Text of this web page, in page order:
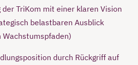
TriKom mit einer klaren Vision
belastbaren Ausblick
Wachstumspfaden)
durch Rückgriff auf